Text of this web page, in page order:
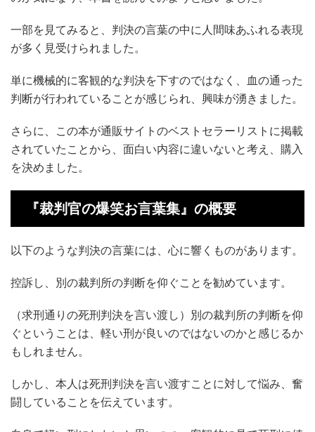
一部を見てみると、判決の言葉の中に人間味あふれる表現
が多く見受けられました。
単に機械的に客観的な判決を下すのではなく、血の通った
判断が行われていることが感じられ、興味が湧きました。
さらに、この本が通販サイトのベストセラーリストに掲載
されていたことから、面白い内容に違いないと考え、購入
を決めました。
『裁判官の爆笑お言葉集』の概要
以下のような判決の言葉には、心に響くものがあります。
控訴し、別の裁判所の判断を仰ぐことを勧めています。
（求刑通りの死刑判決を言い渡し）別の裁判所の判断を仰
ぐということは、軽い刑が良いのではないのかと感じるか
もしれません。
しかし、本人は死刑判決を言い渡すことに対して悩み、奮
闘していることを伝えています。